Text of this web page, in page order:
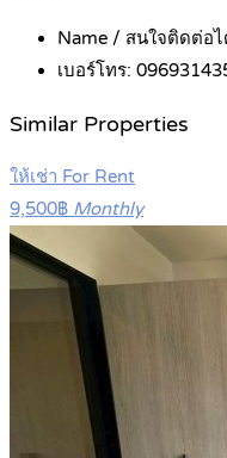
Name / สนใจติดต่อ
เบอร์โทร:
Similar Properties
ให้เช่า For Rent
9,500฿ Monthly